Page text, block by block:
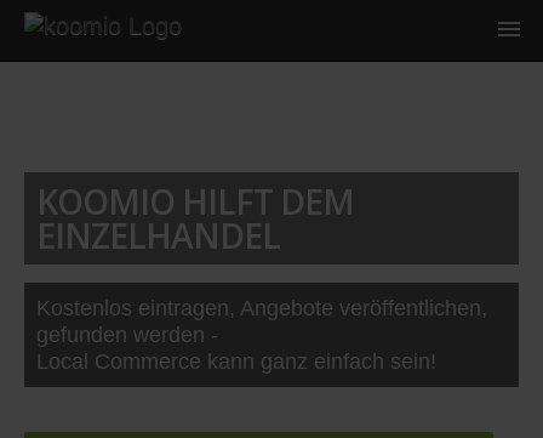
KOOMIO HILFT DEM
EINZELHANDEL
Kostenlos eintragen, Angebote veröffentlichen,
gefunden werden -
Local Commerce kann ganz einfach sein!